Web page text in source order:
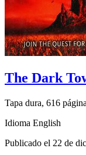
The Dark
Tapa dura, 616
Idioma English
Publicado el 22 de